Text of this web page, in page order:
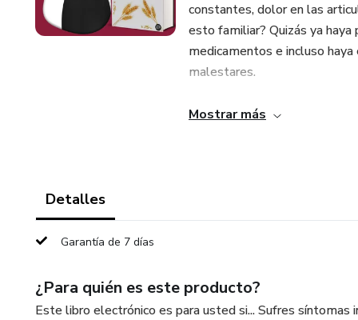
constantes, dolor en las
esto familiar? Quizás ya
medicamentos e incluso
malestares.
Pero ¿y si te dijera que SÍ
natural y saludable sin
Mostrar más
Detalles
Garantía de 7 días
¿Para quién es este producto?
Este libro electrónico es para usted si... Sufres